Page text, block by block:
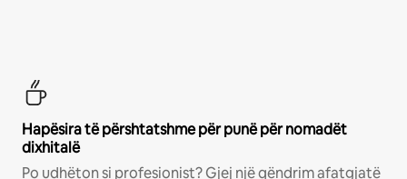
Hapësira të përshtatshme për punë për nomadët
dixhitalë
Po udhëton si profesionist? Gjej një qëndrim afatgjatë